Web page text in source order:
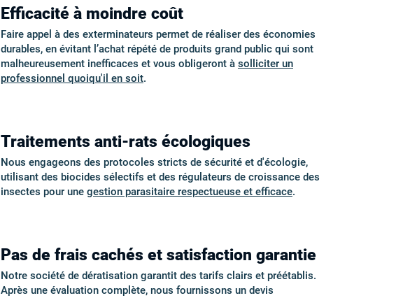
Efficacité à moindre coût
Faire appel à des exterminateurs permet de réaliser des économies
durables, en évitant l’achat répété de produits grand public qui sont
malheureusement inefficaces et vous obligeront à solliciter un
professionnel quoiqu'il en soit.
Traitements anti-rats écologiques
Nous engageons des protocoles stricts de sécurité et d'écologie,
utilisant des biocides sélectifs et des régulateurs de croissance des
insectes pour une gestion parasitaire respectueuse et efficace.
Pas de frais cachés et satisfaction garantie
Notre société de dératisation garantit des tarifs clairs et préétablis.
Après une évaluation complète, nous fournissons un devis